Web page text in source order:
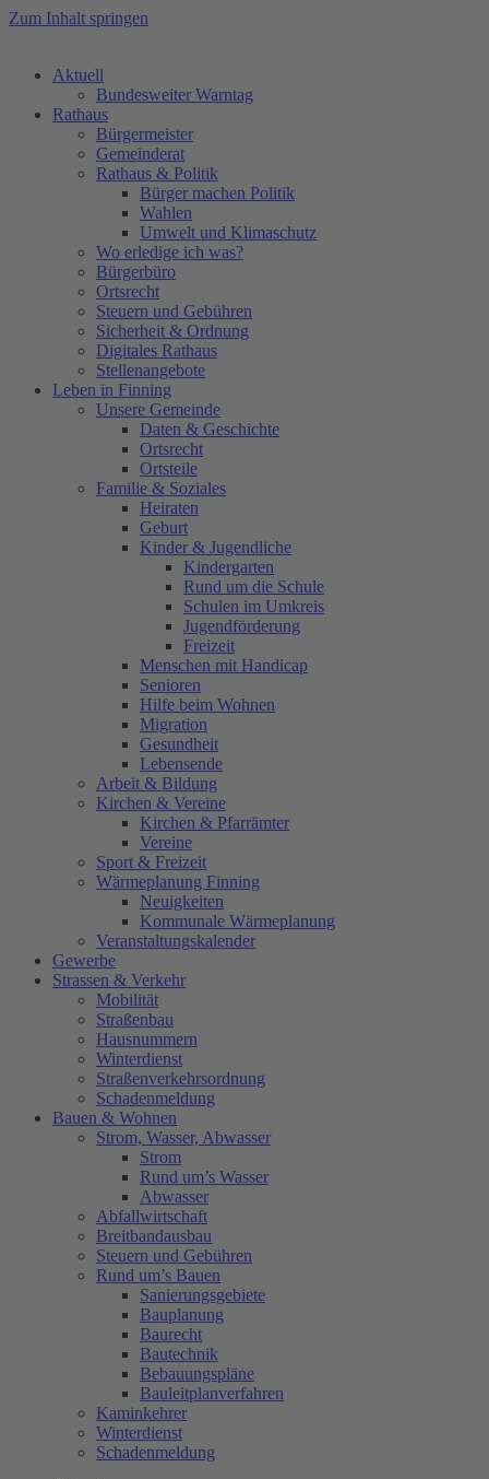
Zum Inhalt springen
Aktuell
Bundesweiter Warntag
Rathaus
Bürgermeister
Gemeinderat
Rathaus & Politik
Bürger machen Politik
Wahlen
Umwelt und Klimaschutz
Wo erledige ich was?
Bürgerbüro
Ortsrecht
Steuern und Gebühren
Sicherheit & Ordnung
Digitales Rathaus
Stellenangebote
Leben in Finning
Unsere Gemeinde
Daten & Geschichte
Ortsrecht
Ortsteile
Familie & Soziales
Heiraten
Geburt
Kinder & Jugendliche
Kindergarten
Rund um die Schule
Schulen im Umkreis
Jugendförderung
Freizeit
Menschen mit Handicap
Senioren
Hilfe beim Wohnen
Migration
Gesundheit
Lebensende
Arbeit & Bildung
Kirchen & Vereine
Kirchen & Pfarrämter
Vereine
Sport & Freizeit
Wärmeplanung Finning
Neuigkeiten
Kommunale Wärmeplanung
Veranstaltungskalender
Gewerbe
Strassen & Verkehr
Mobilität
Straßenbau
Hausnummern
Winterdienst
Straßenverkehrsordnung
Schadenmeldung
Bauen & Wohnen
Strom, Wasser, Abwasser
Strom
Rund um’s Wasser
Abwasser
Abfallwirtschaft
Breitbandausbau
Steuern und Gebühren
Rund um’s Bauen
Sanierungsgebiete
Bauplanung
Baurecht
Bautechnik
Bebauungspläne
Bauleitplanverfahren
Kaminkehrer
Winterdienst
Schadenmeldung